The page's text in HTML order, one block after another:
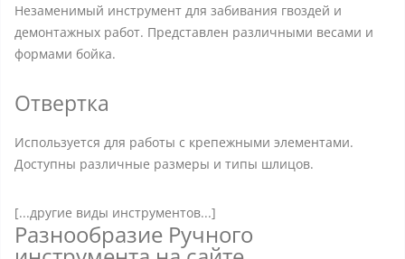
Незаменимый инструмент для забивания гвоздей и
демонтажных работ. Представлен различными весами и
формами бойка.
Отвертка
Используется для работы с крепежными элементами.
Доступны различные размеры и типы шлицов.
[...другие виды инструментов...]
Разнообразие Ручного